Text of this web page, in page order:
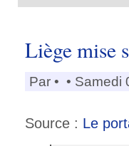
Liège mise
Par • • Samedi
Source : Le